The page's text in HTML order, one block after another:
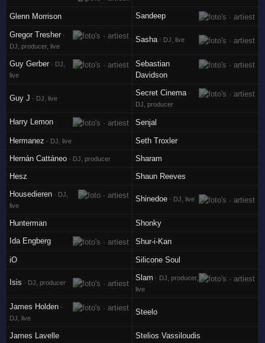
Glenn Morrison Sandeep
Gregor Tresher ·
DJ, producer, live
Sasha · DJ, live
Guy Gerber · DJ,
live
Sebastian
Davidson
Guy J · DJ, live
Secret Cinema ·
DJ, producer
Harry Lemon Senjal
Hermanez · DJ, live
Seth Troxler
Hernán Cattáneo · DJ, producer
Sharam
Hesz
Shaun Reeves
Housedieren · DJ,
live
Shinedoe · DJ, live
Hunterman
Shonky
Ida Engberg
Shur-i-Kan
iO Silicone Soul
Isis · DJ, producer
Slam · DJ, producer,
live
James Holden ·
DJ, live
Steelo
James Lavelle
Stelios Vassiloudis